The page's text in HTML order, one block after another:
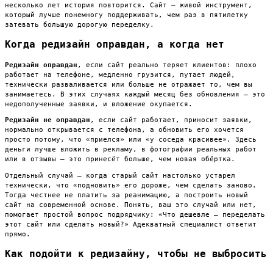
несколько лет история повторится. Сайт — живой инструмент,
который лучше понемногу поддерживать, чем раз в пятилетку
затевать большую дорогую переделку.
Когда редизайн оправдан, а когда нет
Редизайн оправдан , если сайт реально теряет клиентов: плохо
работает на телефоне, медленно грузится, путает людей,
технически разваливается или больше не отражает то, чем вы
занимаетесь. В этих случаях каждый месяц без обновления — это
недополученные заявки, и вложение окупается.
Редизайн не оправдан , если сайт работает, приносит заявки,
нормально открывается с телефона, а обновить его хочется
просто потому, что «приелся» или «у соседа красивее». Здесь
деньги лучше вложить в рекламу, в фотографии реальных работ
или в отзывы — это принесёт больше, чем новая обёртка.
Отдельный случай — когда старый сайт настолько устарел
технически, что «подновить» его дороже, чем сделать заново.
Тогда честнее не платить за реанимацию, а построить новый
сайт на современной основе. Понять, ваш это случай или нет,
помогает простой вопрос подрядчику: «Что дешевле — переделать
этот сайт или сделать новый?» Адекватный специалист ответит
прямо.
Как подойти к редизайну, чтобы не выбросить